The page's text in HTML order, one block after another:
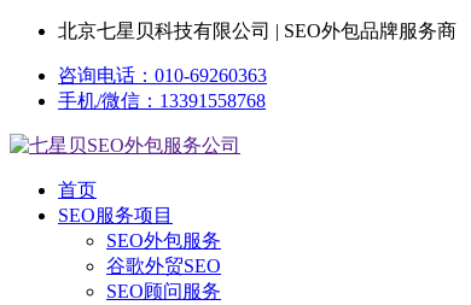
北京七星贝科技有限公司 | SEO外包品牌服务商
咨询电话：010-69260363
手机/微信：13391558768
首页
SEO服务项目
SEO外包服务
谷歌外贸SEO
SEO顾问服务